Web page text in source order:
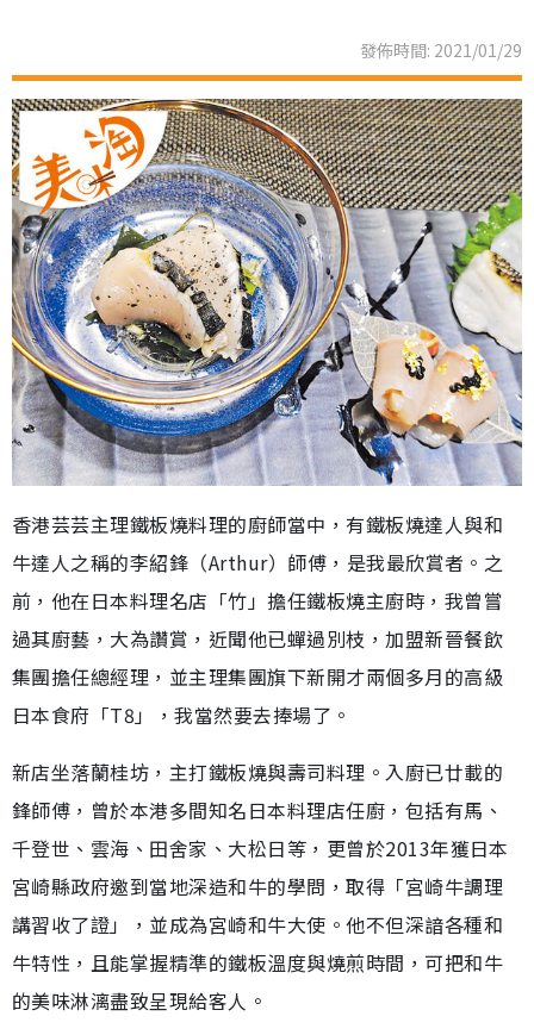
發佈時間: 2021/01/29
香港芸芸主理鐵板燒料理的廚師當中，有鐵板燒達人與和
牛達人之稱的李紹鋒（Arthur）師傅，是我最欣賞者。之
前，他在日本料理名店「竹」擔任鐵板燒主廚時，我曾嘗
過其廚藝，大為讚賞，近聞他已蟬過別枝，加盟新晉餐飲
集團擔任總經理，並主理集團旗下新開才兩個多月的高級
日本食府「T8」，我當然要去捧場了。
新店坐落蘭桂坊，主打鐵板燒與壽司料理。入廚已廿載的
鋒師傅，曾於本港多間知名日本料理店任廚，包括有馬、
千登世、雲海、田舍家、大松日等，更曾於2013年獲日本
宮崎縣政府邀到當地深造和牛的學問，取得「宮崎牛調理
講習收了證」，並成為宮崎和牛大使。他不但深諳各種和
牛特性，且能掌握精準的鐵板溫度與燒煎時間，可把和牛
的美味淋漓盡致呈現給客人。